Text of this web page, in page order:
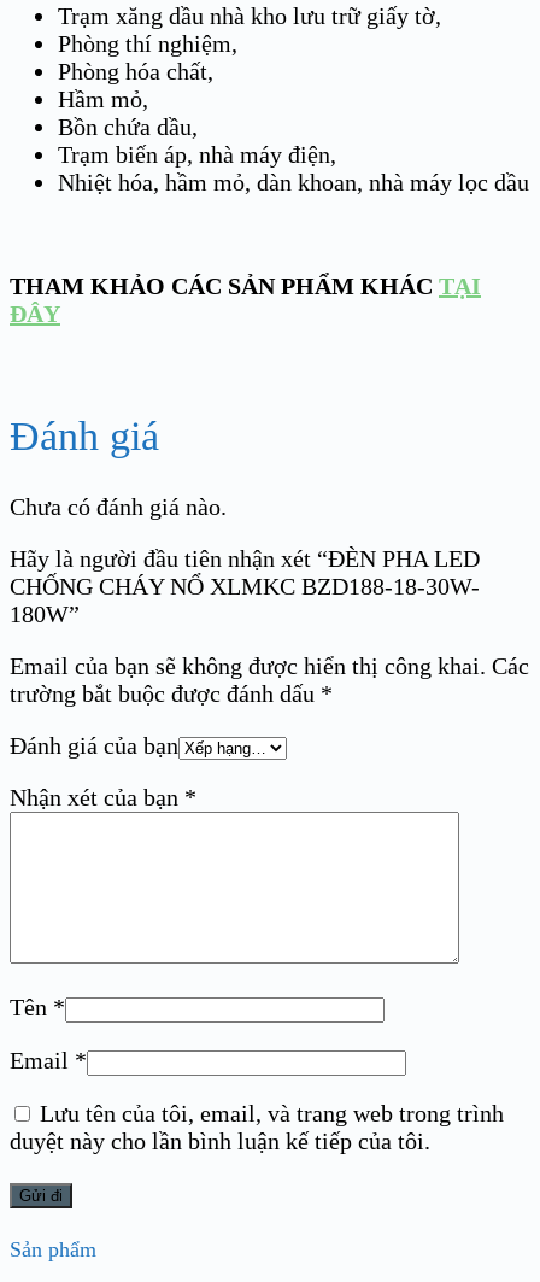
Trạm xăng dầu nhà kho lưu trữ giấy tờ,
Phòng thí nghiệm,
Phòng hóa chất,
Hầm mỏ,
Bồn chứa dầu,
Trạm biến áp, nhà máy điện,
Nhiệt hóa, hầm mỏ, dàn khoan, nhà máy lọc dầu
THAM KHẢO CÁC SẢN PHẨM KHÁC TẠI
ĐÂY
Đánh giá
Chưa có đánh giá nào.
Hãy là người đầu tiên nhận xét “ĐÈN PHA LED
CHỐNG CHÁY NỔ XLMKC BZD188-18-30W-
180W”
Email của bạn sẽ không được hiển thị công khai. Các
trường bắt buộc được đánh dấu *
Đánh giá của bạn
Nhận xét của bạn *
Tên *
Email *
Lưu tên của tôi, email, và trang web trong trình
duyệt này cho lần bình luận kế tiếp của tôi.
Sản phẩm